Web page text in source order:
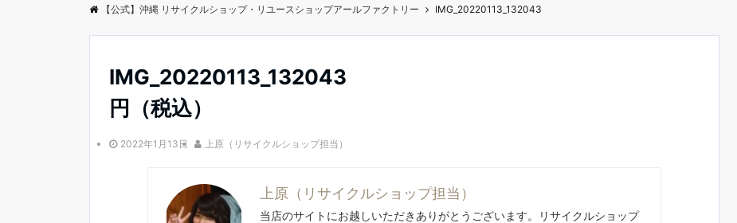
【公式】沖縄 リサイクルショップ・リユースショップアールファクトリー IMG_20220113_132043
IMG_20220113_132043
円（税込）
2022年1月13日 上原（リサイクルショップ担当）
上原（リサイクルショップ担当）
当店のサイトにお越しいただきありがとうございます。リサイクルショップ